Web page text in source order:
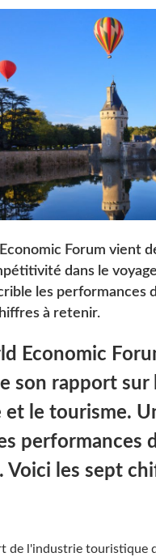
Forum vient
dans le
les performances
à retenir.
Economic
son rapport
et le tourisme.
performances
Voici les sept
de l'industrie touristique